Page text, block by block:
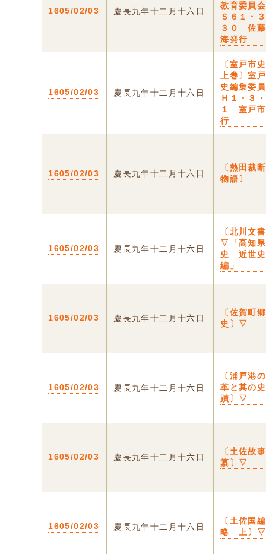
1605/02/03 慶長九年十二月十六日
教育委員
Ｓ６１・
３０ 佐
海発行
1605/02/03 慶長九年十二月十六日
〔室戸
上巻〕室
史編集委
Ｈ１・３・
１ 室戸
行
1605/02/03 慶長九年十二月十六日
〔熱田裁
物語〕
1605/02/03 慶長九年十二月十六日
〔北川文
▽「高知県
史 近世
編」
1605/02/03 慶長九年十二月十六日
〔佐賀町
史〕▽
1605/02/03 慶長九年十二月十六日
〔浦戸港
革と其の史
蹟〕▽
1605/02/03 慶長九年十二月十六日
〔土佐故
纂〕▽
1605/02/03 慶長九年十二月十六日
〔土佐国
略 上〕▽